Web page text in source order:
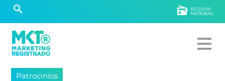
ESCUCHÁ
MKTRADIO
Patrocinios